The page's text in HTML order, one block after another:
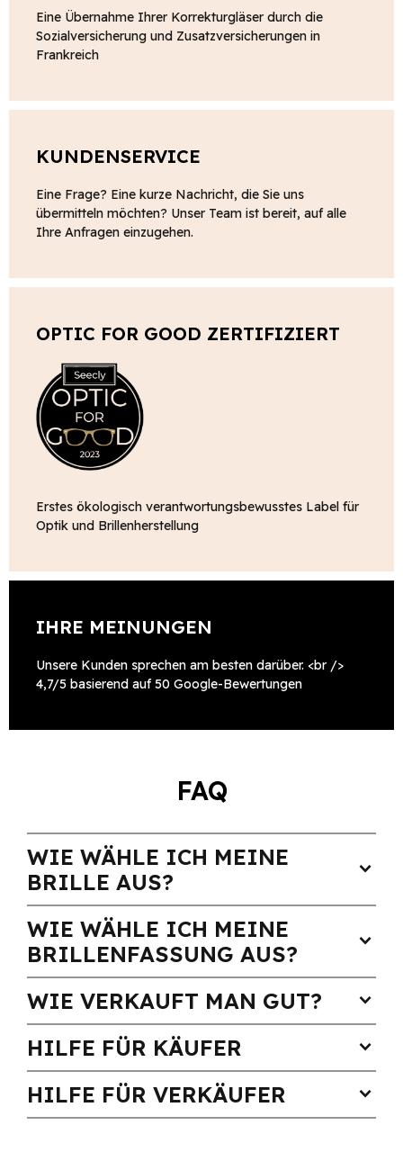
Eine Übernahme Ihrer Korrekturgläser durch die
Sozialversicherung und Zusatzversicherungen in
Frankreich
KUNDENSERVICE
Eine Frage? Eine kurze Nachricht, die Sie uns
übermitteln möchten? Unser Team ist bereit, auf alle
Ihre Anfragen einzugehen.
OPTIC FOR GOOD ZERTIFIZIERT
Erstes ökologisch verantwortungsbewusstes Label für
Optik und Brillenherstellung
IHRE MEINUNGEN
Unsere Kunden sprechen am besten darüber. <br />
4,7/5 basierend auf 50 Google-Bewertungen
FAQ
WIE WÄHLE ICH MEINE
BRILLE AUS?
expand_more
WIE WÄHLE ICH MEINE
BRILLENFASSUNG AUS?
expand_more
WIE VERKAUFT MAN GUT? expand_more
HILFE FÜR KÄUFER expand_more
HILFE FÜR VERKÄUFER expand_more